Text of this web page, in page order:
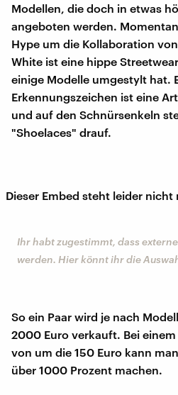
Modellen, die doch in etwas
angeboten werden.
Hype um die Kollaboration
White ist eine hippe
einige Modelle umgestylt hat.
Erkennungszeichen ist eine
und auf den Schnürsenkeln
"Shoelaces" drauf.
Dieser Embed steht leider
Ihr habt zugestimmt, dass
werden. Hier könnt ihr die
So ein Paar wird je nach
2000 Euro verkauft. Bei
von um die 150 Euro kann
über 1000 Prozent machen.